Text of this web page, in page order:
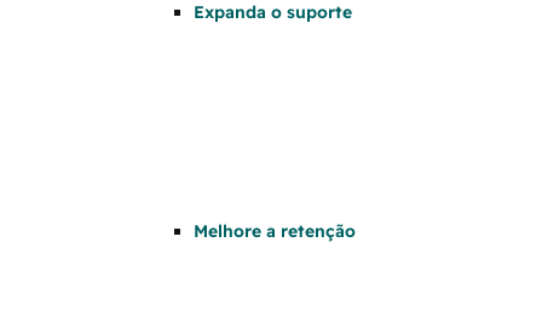
Expanda o suporte
Melhore a retenção